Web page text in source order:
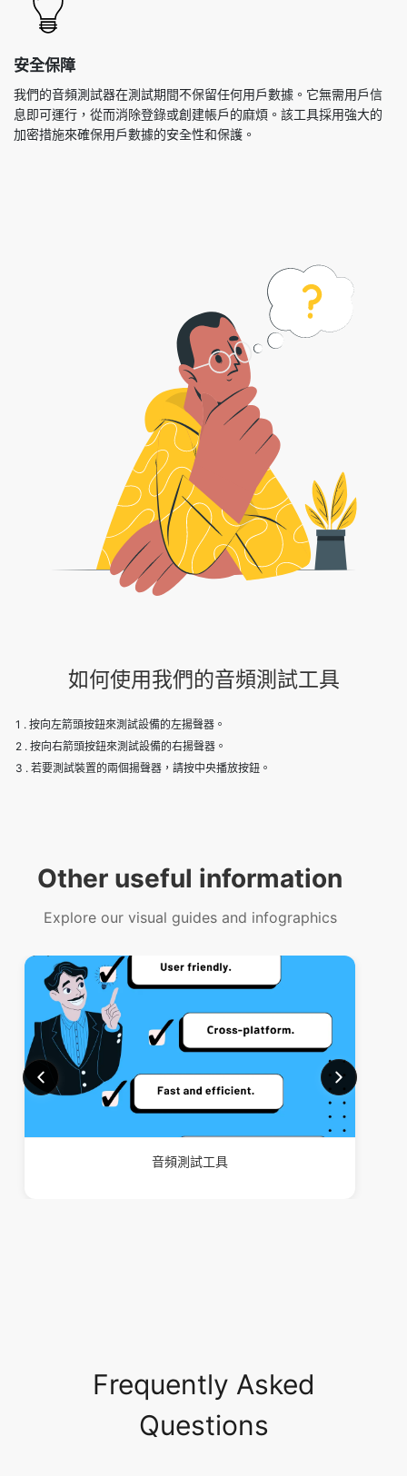
安全保障
我們的音頻測試器在測試期間不保留任何用戶數據。它無需用戶信
息即可運行，從而消除登錄或創建帳戶的麻煩。該工具採用強大的
加密措施來確保用戶數據的安全性和保護。
如何使用我們的音頻測試工具
1 . 按向左箭頭按鈕來測試設備的左揚聲器。
2 . 按向右箭頭按鈕來測試設備的右揚聲器。
3 . 若要測試裝置的兩個揚聲器，請按中央播放按鈕。
Other useful information
Explore our visual guides and infographics
音頻測試工具
Frequently Asked
Questions